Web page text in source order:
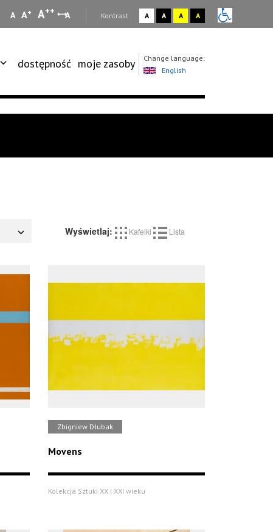
A A+ A++ A Kontrast: A A A A
dostępność moje zasoby
Change language:
English
Wyświetlaj: Kafelki Lista
Zbigniew Dłubak
Movens
Kolekcja Sztuki XX i XXI wieku